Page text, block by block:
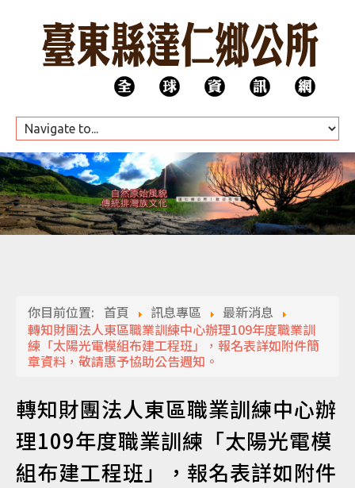
HOME
公所團隊
代表會
訊息專區
你目前位置: 首頁 訊息專區
最新消息
轉知財團法人東區職業訓練中心辦理109年度職業訓
練「太陽光電模組布建工程班」，報名表詳如附件簡
章資料，敬請惠予協助公告週知。
轉知財團法人東區職業訓練中心辦
理109年度職業訓練「太陽光電模
組布建工程班」，報名表詳如附件